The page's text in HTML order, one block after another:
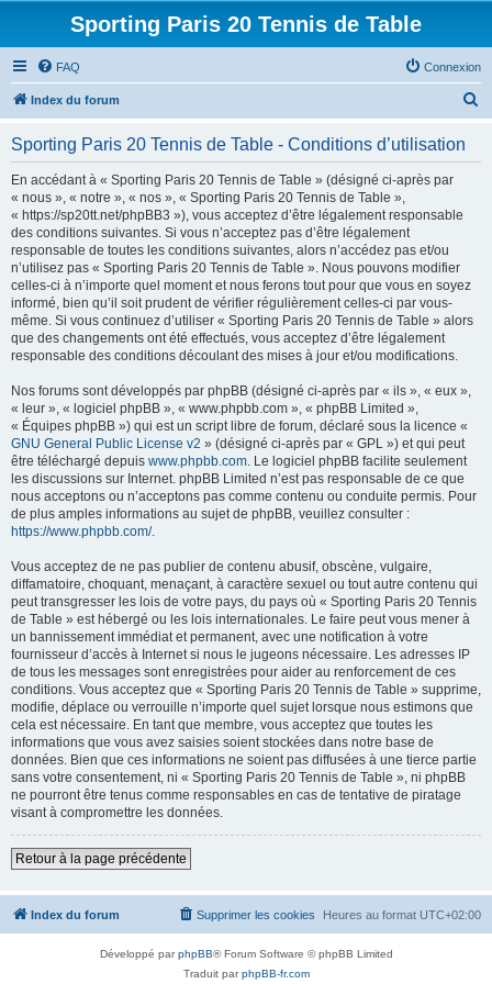
Sporting Paris 20 Tennis de Table
FAQ Connexion
Index du forum
Sporting Paris 20 Tennis de Table - Conditions d’utilisation
En accédant à « Sporting Paris 20 Tennis de Table » (désigné ci-après par
« nous », « notre », « nos », « Sporting Paris 20 Tennis de Table »,
« https://sp20tt.net/phpBB3 »), vous acceptez d’être légalement responsable
des conditions suivantes. Si vous n’acceptez pas d’être légalement
responsable de toutes les conditions suivantes, alors n’accédez pas et/ou
n’utilisez pas « Sporting Paris 20 Tennis de Table ». Nous pouvons modifier
celles-ci à n’importe quel moment et nous ferons tout pour que vous en soyez
informé, bien qu’il soit prudent de vérifier régulièrement celles-ci par vous-
même. Si vous continuez d’utiliser « Sporting Paris 20 Tennis de Table » alors
que des changements ont été effectués, vous acceptez d’être légalement
responsable des conditions découlant des mises à jour et/ou modifications.
Nos forums sont développés par phpBB (désigné ci-après par « ils », « eux »,
« leur », « logiciel phpBB », « www.phpbb.com », « phpBB Limited »,
« Équipes phpBB ») qui est un script libre de forum, déclaré sous la licence «
GNU General Public License v2 » (désigné ci-après par « GPL ») et qui peut
être téléchargé depuis www.phpbb.com. Le logiciel phpBB facilite seulement
les discussions sur Internet. phpBB Limited n’est pas responsable de ce que
nous acceptons ou n’acceptons pas comme contenu ou conduite permis. Pour
de plus amples informations au sujet de phpBB, veuillez consulter :
https://www.phpbb.com/.
Vous acceptez de ne pas publier de contenu abusif, obscène, vulgaire,
diffamatoire, choquant, menaçant, à caractère sexuel ou tout autre contenu qui
peut transgresser les lois de votre pays, du pays où « Sporting Paris 20 Tennis
de Table » est hébergé ou les lois internationales. Le faire peut vous mener à
un bannissement immédiat et permanent, avec une notification à votre
fournisseur d’accès à Internet si nous le jugeons nécessaire. Les adresses IP
de tous les messages sont enregistrées pour aider au renforcement de ces
conditions. Vous acceptez que « Sporting Paris 20 Tennis de Table » supprime,
modifie, déplace ou verrouille n’importe quel sujet lorsque nous estimons que
cela est nécessaire. En tant que membre, vous acceptez que toutes les
informations que vous avez saisies soient stockées dans notre base de
données. Bien que ces informations ne soient pas diffusées à une tierce partie
sans votre consentement, ni « Sporting Paris 20 Tennis de Table », ni phpBB
ne pourront être tenus comme responsables en cas de tentative de piratage
visant à compromettre les données.
Retour à la page précédente
Index du forum Heures au format UTC+02:00
Supprimer les cookies
Développé parphpBB® Forum Software © phpBB Limited
Traduit parphpBB-fr.com